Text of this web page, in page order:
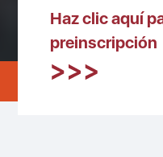
Haz clic aquí
preinscripción